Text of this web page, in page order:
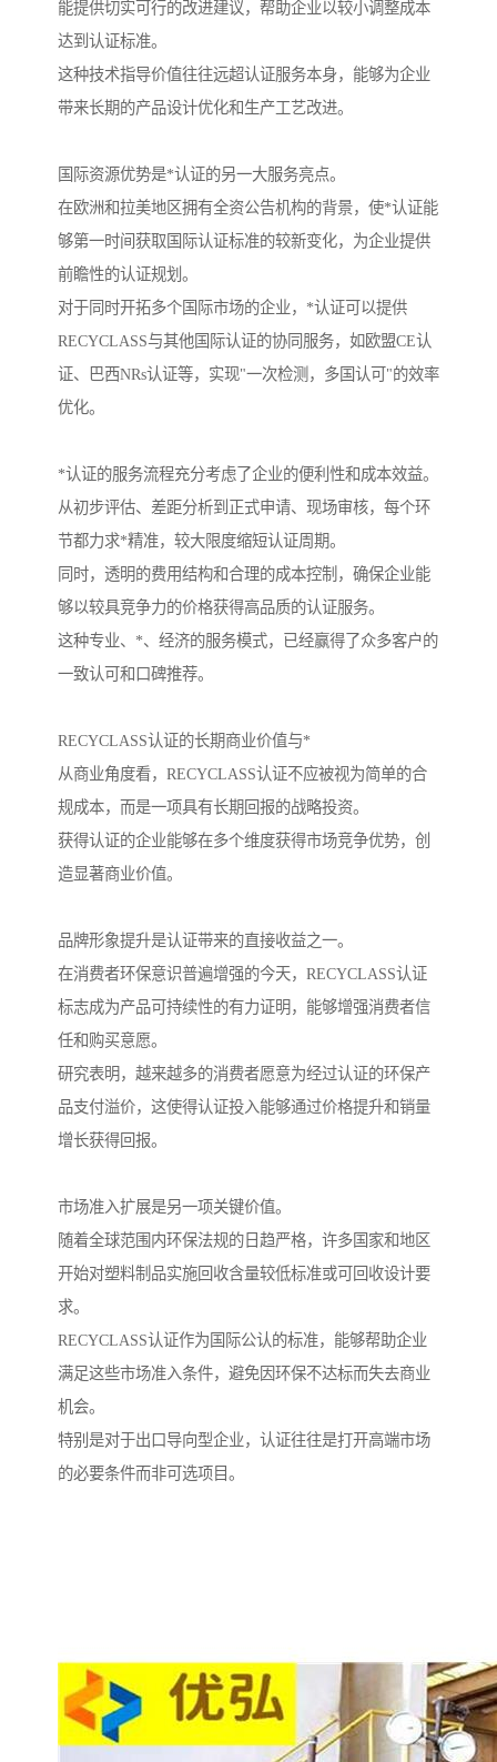
能提供切实可行的改进建议，帮助企业以较小调整成本
达到认证标准。
这种技术指导价值往往远超认证服务本身，能够为企业
带来长期的产品设计优化和生产工艺改进。
国际资源优势是*认证的另一大服务亮点。
在欧洲和拉美地区拥有全资公告机构的背景，使*认证能
够第一时间获取国际认证标准的较新变化，为企业提供
前瞻性的认证规划。
对于同时开拓多个国际市场的企业，*认证可以提供
RECYCLASS与其他国际认证的协同服务，如欧盟CE认
证、巴西NRs认证等，实现"一次检测，多国认可"的效率
优化。
*认证的服务流程充分考虑了企业的便利性和成本效益。
从初步评估、差距分析到正式申请、现场审核，每个环
节都力求*精准，较大限度缩短认证周期。
同时，透明的费用结构和合理的成本控制，确保企业能
够以较具竞争力的价格获得高品质的认证服务。
这种专业、*、经济的服务模式，已经赢得了众多客户的
一致认可和口碑推荐。
RECYCLASS认证的长期商业价值与*
从商业角度看，RECYCLASS认证不应被视为简单的合
规成本，而是一项具有长期回报的战略投资。
获得认证的企业能够在多个维度获得市场竞争优势，创
造显著商业价值。
品牌形象提升是认证带来的直接收益之一。
在消费者环保意识普遍增强的今天，RECYCLASS认证
标志成为产品可持续性的有力证明，能够增强消费者信
任和购买意愿。
研究表明，越来越多的消费者愿意为经过认证的环保产
品支付溢价，这使得认证投入能够通过价格提升和销量
增长获得回报。
市场准入扩展是另一项关键价值。
随着全球范围内环保法规的日趋严格，许多国家和地区
开始对塑料制品实施回收含量较低标准或可回收设计要
求。
RECYCLASS认证作为国际公认的标准，能够帮助企业
满足这些市场准入条件，避免因环保不达标而失去商业
机会。
特别是对于出口导向型企业，认证往往是打开高端市场
的必要条件而非可选项目。